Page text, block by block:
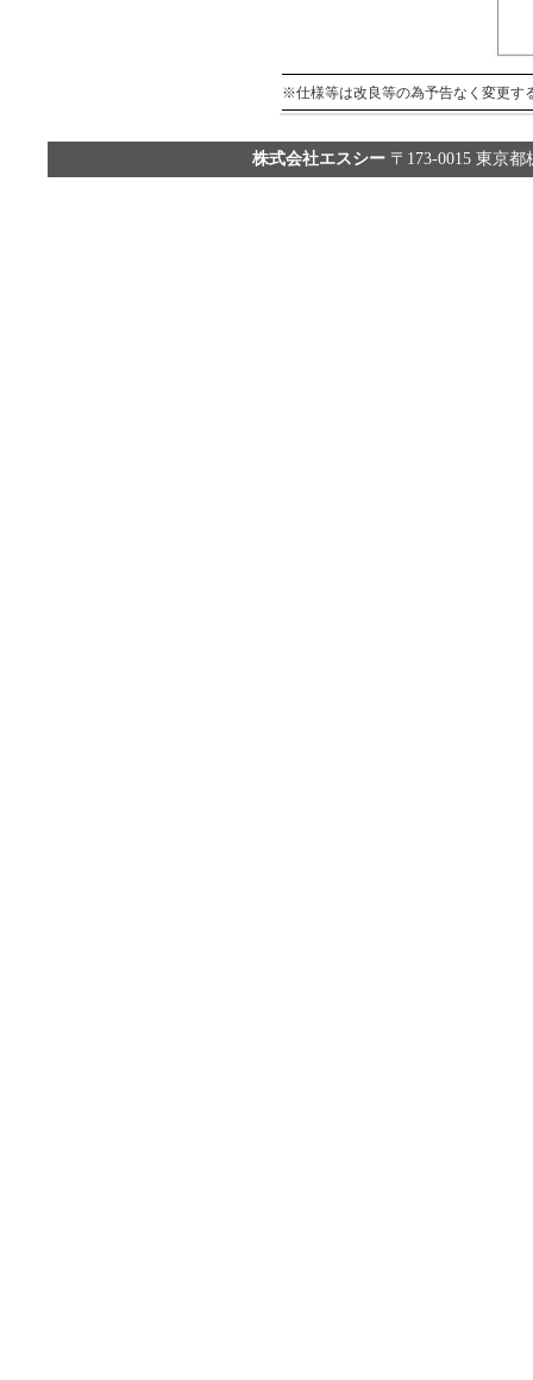
※仕様等は改良等の為予告なく変更す
株式会社エスシー 〒173-0015 東京都